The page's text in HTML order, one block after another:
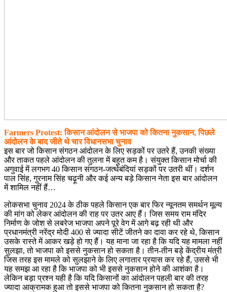
Farmers Protest: किसान आंदोलन से भाजपा को कितना नुकसान, पिछले
आंदोलन के बाद जीते थे चार विधानसभा चुनाव
इस बार जो किसान संगठन आंदोलन के लिए सड़कों पर उतरे हैं, उनकी संख्या
और ताकत पहले आंदोलन की तुलना में बहुत कम है। संयुक्त किसान मोर्चा की
अगुवाई में लगभग 40 किसान संगठन-जत्थेबंदियां सड़कों पर उतरी थीं। दर्शन
पाल सिंह, गुरनाम सिंह चढ़ूनी और कई अन्य बड़े किसान नेता इस बार आंदोलन
में शामिल नहीं हैं…
लोकसभा चुनाव 2024 के ठीक पहले किसान एक बार फिर न्यूनतम समर्थन मूल्य
की मांग को लेकर आंदोलन की राह पर उतर आए हैं। जिस समय राम मंदिर
निर्माण के जोश से लबरेज भाजपा अपने पूरे वेग में आगे बढ़ रही थी और
प्रधानमंत्री नरेंद्र मोदी 400 से ज्यादा सीटें जीतने का दावा कर रहे थे, किसान
उसके रास्ते में आकर खड़े हो गए हैं। यह माना जा रहा है कि यदि यह मामला नहीं
सुलझा, तो भाजपा को इससे नुकसान हो सकता है। तीन-तीन बड़े केंद्रीय मंत्री
जिस तरह इस मामले को सुलझाने के लिए लगातार प्रयास कर रहे हैं, उससे भी
यह समझ आ रहा है कि भाजपा को भी इससे नुकसान होने की आशंका है।
लेकिन बड़ा प्रश्न यही है कि यदि किसानों का आंदोलन पहली बार की तरह
ज्यादा आक्रामक हुआ तो इससे भाजपा को कितना नुकसान हो सकता है?